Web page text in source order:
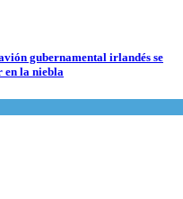
gubernamental irlandés se
en la niebla